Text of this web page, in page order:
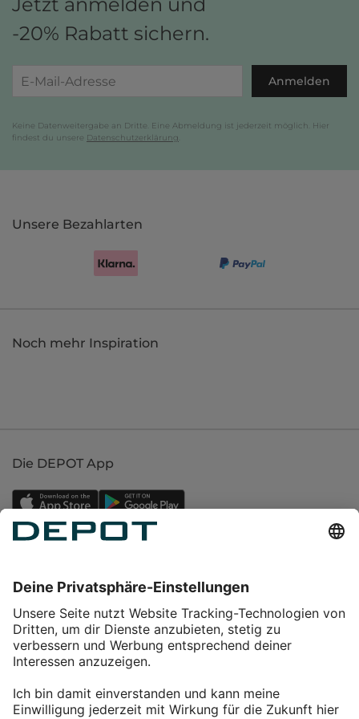
-20% Rabatt sichern.
Anmelden
Keine Datenweitergabe an Dritte. Eine Abmeldung ist jederzeit möglich. Hier
findest du unsere Datenschutzerklärung
Unsere Bezahlarten
Noch mehr Inspiration
Die DEPOT App
Service
Über DEPOT
Kontakt